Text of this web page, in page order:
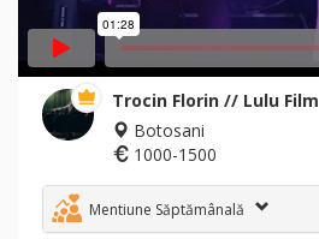
Trocin Florin // Lulu Film
Botosani
1000-1500
Mentiune Săptămânală